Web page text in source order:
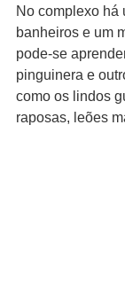
No complexo há
banheiros e um
pode-se
pinguinera e
como os lindos
raposas, leões